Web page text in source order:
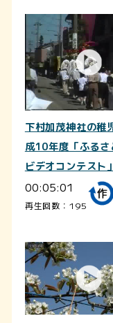
下村加茂神社の稚
成10年度「ふるさ
ビデオコンテスト
00:05:01
再生回数：195